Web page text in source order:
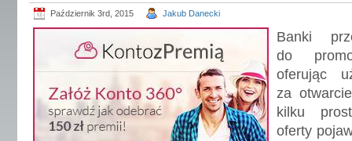
Październik 3rd, 2015 Jakub Danecki
Banki
do
oferując
za
kilku
oferty